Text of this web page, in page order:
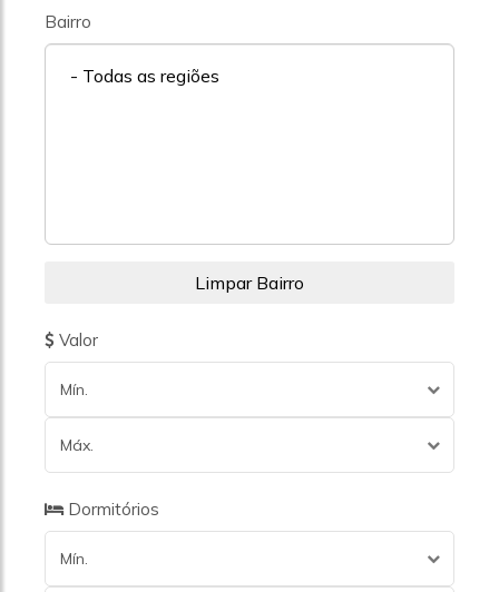
Bairro
- Todas as regiões
Valor
Mín.
Máx.
Dormitórios
Mín.